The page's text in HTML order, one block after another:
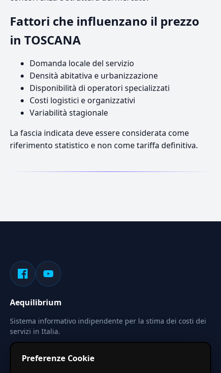
Fattori che influenzano il prezzo
in TOSCANA
Domanda locale del servizio
Densità abitativa e urbanizzazione
Disponibilità di operatori specializzati
Costi logistici e organizzativi
Variabilità stagionale
La fascia indicata deve essere considerata come
riferimento statistico e non come tariffa definitiva.
Aequilibrium
Sistema informativo indipendente per la stima dei costi dei
servizi in Italia.
Preferenze Cookie